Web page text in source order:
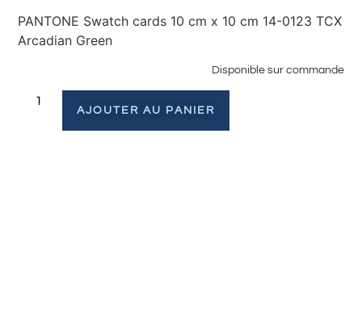
PANTONE Swatch cards 10 cm x 10 cm 14-0123 TCX
Arcadian Green
Disponible sur commande
AJOUTER AU PANIER